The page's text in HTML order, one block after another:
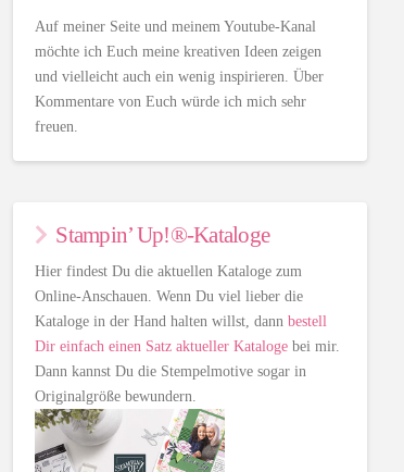
Auf meiner Seite und meinem Youtube-Kanal
möchte ich Euch meine kreativen Ideen zeigen
und vielleicht auch ein wenig inspirieren. Über
Kommentare von Euch würde ich mich sehr
freuen.
Stampin’ Up!®-Kataloge
Hier findest Du die aktuellen Kataloge zum
Online-Anschauen. Wenn Du viel lieber die
Kataloge in der Hand halten willst, dannbestell
Dir einfach einen Satz aktueller Kataloge bei mir.
Dann kannst Du die Stempelmotive sogar in
Originalgröße bewundern.